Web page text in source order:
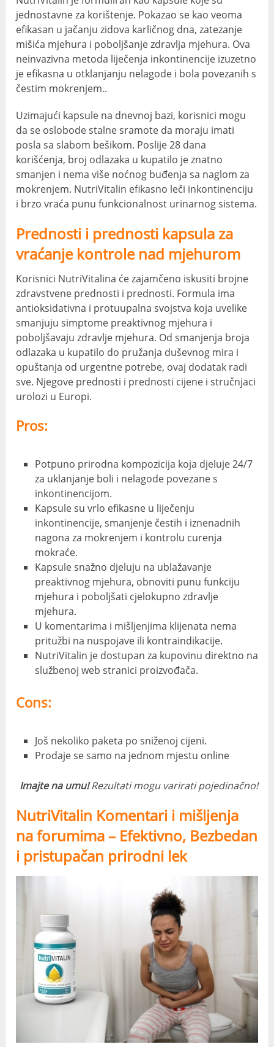
jednostavne za korištenje. Pokazao se kao veoma
efikasan u jačanju zidova karličnog dna, zatezanje
mišića mjehura i poboljšanje zdravlja mjehura. Ova
neinvazivna metoda liječenja inkontinencije izuzetno
je efikasna u otklanjanju nelagode i bola povezanih s
čestim mokrenjem..
Uzimajući kapsule na dnevnoj bazi, korisnici mogu
da se oslobode stalne sramote da moraju imati
posla sa slabom bešikom. Poslije 28 dana
korišćenja, broj odlazaka u kupatilo je znatno
smanjen i nema više noćnog buđenja sa naglom za
mokrenjem. NutriVitalin efikasno leči inkontinenciju
i brzo vraća punu funkcionalnost urinarnog sistema.
Prednosti i prednosti kapsula za
vraćanje kontrole nad mjehurom
Korisnici NutriVitalina će zajamčeno iskusiti brojne
zdravstvene prednosti i prednosti. Formula ima
antioksidativna i protuupalna svojstva koja uvelike
smanjuju simptome preaktivnog mjehura i
poboljšavaju zdravlje mjehura. Od smanjenja broja
odlazaka u kupatilo do pružanja duševnog mira i
opuštanja od urgentne potrebe, ovaj dodatak radi
sve. Njegove prednosti i prednosti cijene i stručnjaci
urolozi u Europi.
Pros:
Potpuno prirodna kompozicija koja djeluje 24/7
za uklanjanje boli i nelagode povezane s
inkontinencijom.
Kapsule su vrlo efikasne u liječenju
inkontinencije, smanjenje čestih i iznenadnih
nagona za mokrenjem i kontrolu curenja
mokraće.
Kapsule snažno djeluju na ublažavanje
preaktivnog mjehura, obnoviti punu funkciju
mjehura i poboljšati cjelokupno zdravlje
mjehura.
U komentarima i mišljenjima klijenata nema
pritužbi na nuspojave ili kontraindikacije.
NutriVitalin je dostupan za kupovinu direktno na
službenoj web stranici proizvođača.
Cons:
Još nekoliko paketa po sniženoj cijeni.
Prodaje se samo na jednom mjestu online
Imajte na umu!Rezultati mogu varirati pojedinačno!
NutriVitalin Komentari i mišljenja
na forumima – Efektivno, Bezbedan
i pristupačan prirodni lek